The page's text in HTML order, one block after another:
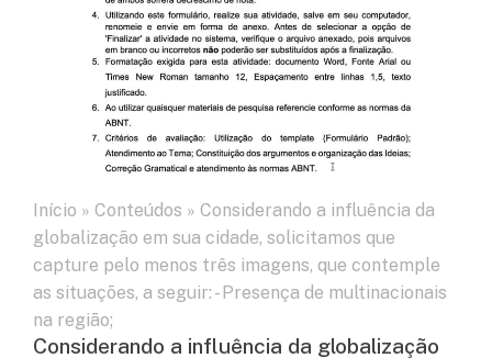
Início » Conteúdos » Considerando a influência da
globalização em sua cidade, solicitamos que
capture pelo menos três imagens, que contemple
as situações, a seguir: - Presença de multinacionais
na região;
Considerando a influência da globalização